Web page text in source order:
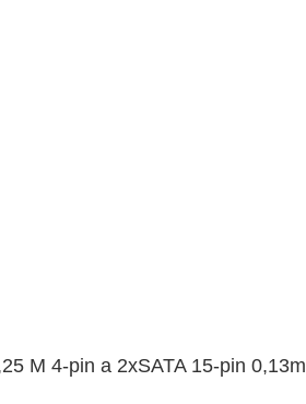
M 4-pin a 2xSATA 15-pin 0,13m